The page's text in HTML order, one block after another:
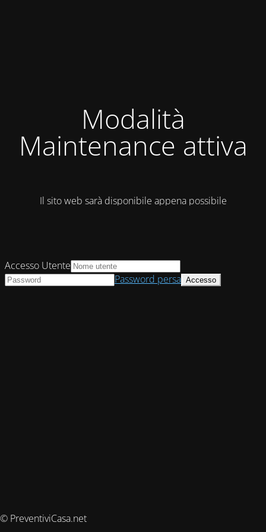
Modalità
Maintenance attiva
Il sito web sarà disponibile appena possibile
© PreventiviCasa.net
Accesso Utente
Password persa